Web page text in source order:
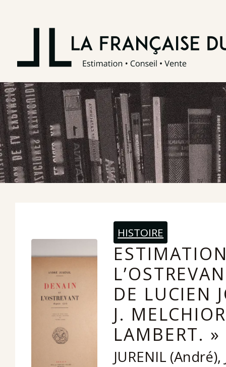
HISTOIRE
DE LUCIEN
J.
LAMBERT. »
JURENIL